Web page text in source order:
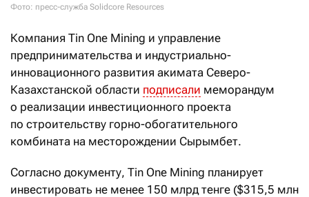
Фото: пресс-служба Solidcore Resources
Компания Tin One Mining и управление
предпринимательства и индустриально-
инновационного развития акимата Северо-
Казахстанской области подписали меморандум
о реализации инвестиционного проекта
по строительству горно-обогатительного
комбината на месторождении Сырымбет.
Согласно документу, Tin One Mining планирует
инвестировать не менее 150 млрд тенге ($315,5 млн